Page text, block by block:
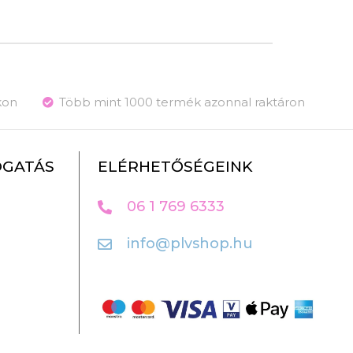
Több mint 1000 termék azonnal raktáron
ELÉRHETŐSÉGEINK
06 1 769 6333
info@plvshop.hu